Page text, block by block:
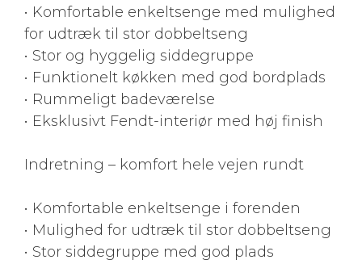
• Komfortable enkeltsenge med mulighed
for udtræk til stor dobbeltseng
• Stor og hyggelig siddegruppe
• Funktionelt køkken med god bordplads
• Rummeligt badeværelse
• Eksklusivt Fendt-interiør med høj finish
Indretning – komfort hele vejen rundt
• Komfortable enkeltsenge i forenden
• Mulighed for udtræk til stor dobbeltseng
• Stor siddegruppe med god plads